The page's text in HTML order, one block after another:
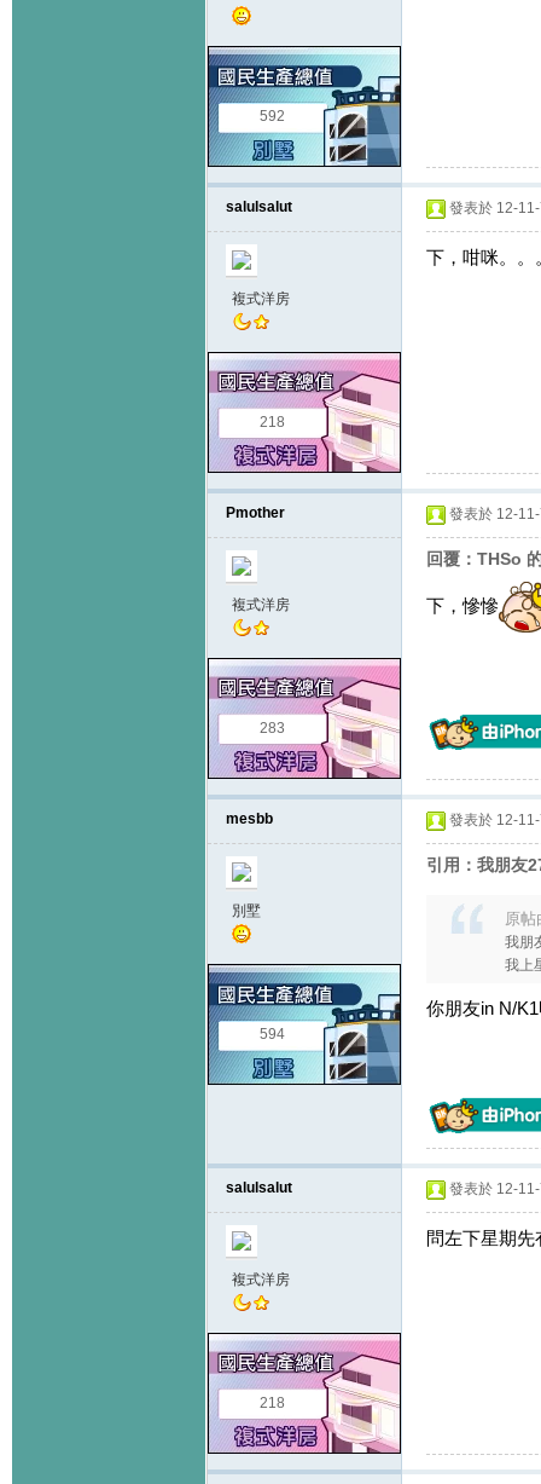
592
salulsalut
複式洋房
218
發表於 12-
下，咁咪。。
Pmother
複式洋房
283
發表於 12-
回覆：THSo
下，慘慘
mesbb
別墅
594
發表於 12-
引用：我朋友
原
我朋
我上
你朋友in N/
salulsalut
複式洋房
218
發表於 12-
問左下星期先